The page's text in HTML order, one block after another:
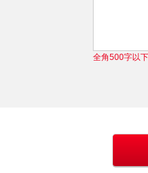
全角500字以